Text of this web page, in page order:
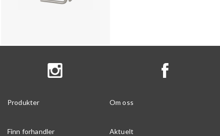
Produkter Om oss
Finn forhandler Aktuelt